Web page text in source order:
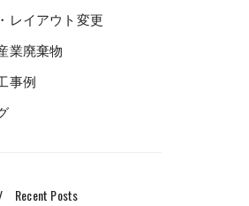
レイアウト変更
業廃棄物
事例
Recent Posts